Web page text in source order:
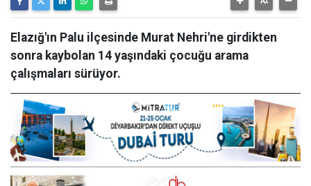
Elazığ'ın Palu ilçesinde Murat Nehri'ne girdikten
sonra kaybolan 14 yaşındaki çocuğu arama
çalışmaları sürüyor.